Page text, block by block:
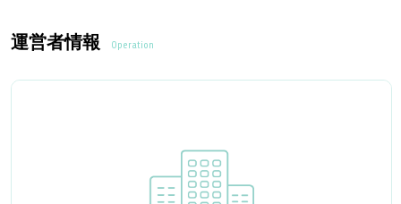
運営者情報 Operation